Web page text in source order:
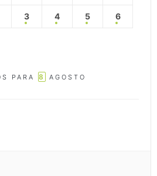
3 4 5 6
PARA 8 AGOSTO